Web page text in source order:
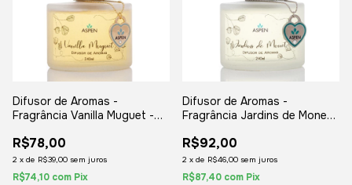
Difusor de Aromas -
Fragrância Vanilla Muguet -
R$78,00
2 x de R$39,00 sem juros
R$74,10 com Pix
Difusor de Aromas -
Fragrância Jardins de Monet -
R$92,00
2 x de R$46,00 sem juros
R$87,40 com Pix